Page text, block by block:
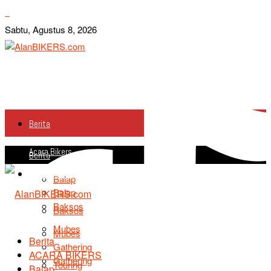
Sabtu, Agustus 8, 2026
Berita
Acara Bikers
Balap
Baksos
Mubes
Gathering
Berita
Acara Bikers
Balap
Baksos
Mubes
Gathering
Touring
Berita
ACARA BIKERS